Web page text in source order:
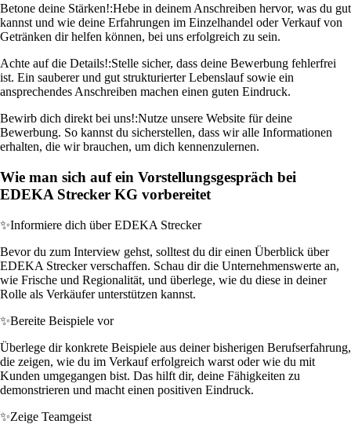
Betone deine Stärken!:Hebe in deinem Anschreiben hervor, was du gut
kannst und wie deine Erfahrungen im Einzelhandel oder Verkauf von
Getränken dir helfen können, bei uns erfolgreich zu sein.
Achte auf die Details!:Stelle sicher, dass deine Bewerbung fehlerfrei
ist. Ein sauberer und gut strukturierter Lebenslauf sowie ein
ansprechendes Anschreiben machen einen guten Eindruck.
Bewirb dich direkt bei uns!:Nutze unsere Website für deine
Bewerbung. So kannst du sicherstellen, dass wir alle Informationen
erhalten, die wir brauchen, um dich kennenzulernen.
Wie man sich auf ein Vorstellungsgespräch bei
EDEKA Strecker KG vorbereitet
✨Informiere dich über EDEKA Strecker
Bevor du zum Interview gehst, solltest du dir einen Überblick über
EDEKA Strecker verschaffen. Schau dir die Unternehmenswerte an,
wie Frische und Regionalität, und überlege, wie du diese in deiner
Rolle als Verkäufer unterstützen kannst.
✨Bereite Beispiele vor
Überlege dir konkrete Beispiele aus deiner bisherigen Berufserfahrung,
die zeigen, wie du im Verkauf erfolgreich warst oder wie du mit
Kunden umgegangen bist. Das hilft dir, deine Fähigkeiten zu
demonstrieren und macht einen positiven Eindruck.
✨Zeige Teamgeist